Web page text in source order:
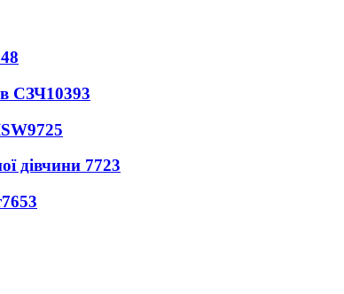
СЗЧ10393
9725
дівчини 7723
7653